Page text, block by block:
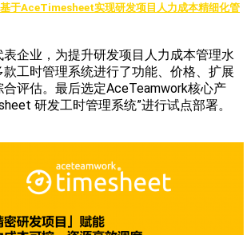
于AceTimesheet实现研发项目人力成本精细化管
企业，为提升研发项目人力成本管理水
工时管理系统进行了功能、价格、扩展
评估。最后选定AceTeamwork核心产
研发工时管理系统”进行试点部署。